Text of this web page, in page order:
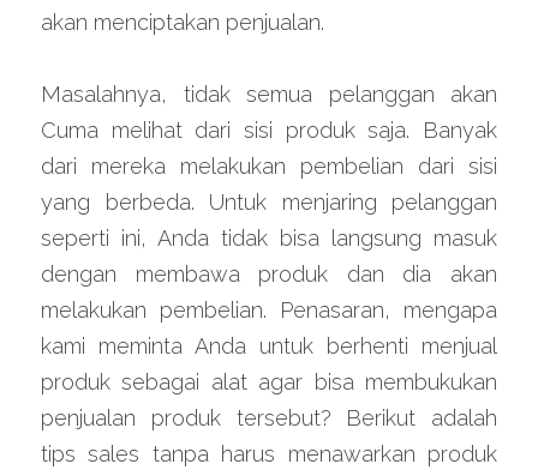
akan menciptakan penjualan.
Masalahnya, tidak semua pelanggan akan
Cuma melihat dari sisi produk saja. Banyak
dari mereka melakukan pembelian dari sisi
yang berbeda. Untuk menjaring pelanggan
seperti ini, Anda tidak bisa langsung masuk
dengan membawa produk dan dia akan
melakukan pembelian. Penasaran, mengapa
kami meminta Anda untuk berhenti menjual
produk sebagai alat agar bisa membukukan
penjualan produk tersebut? Berikut adalah
tips sales tanpa harus menawarkan produk